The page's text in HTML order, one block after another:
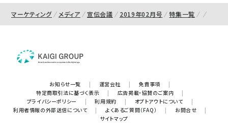
マーケティング メディア 宣伝会議 2019年02月号 特集一覧
お知らせ一覧 | 運営会社 | 免責事項
|
特定商取引法に基づく表示
| 広告掲載・協賛のご案内
|
プライバシーポリシー
| 利用規約 | オプトアウトについて
|
利用者情報の外部送信について
| よくあるご質問（FAQ） | お問合せ
|
サイトマップ